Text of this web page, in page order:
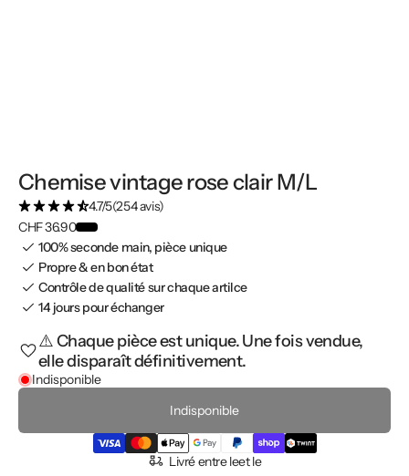
Chemise vintage rose clair M/L
4.7/5(254 avis)
CHF 36.90
100% seconde main, pièce unique
Propre & en bon état
Contrôle de qualité sur chaque artilce
14 jours pour échanger
⚠️ Chaque pièce est unique. Une fois vendue,
elle disparaît définitivement.
Indisponible
Indisponible
Livré entre leet le